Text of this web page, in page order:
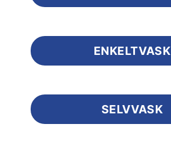
ENKELTVASK
SELVVASK